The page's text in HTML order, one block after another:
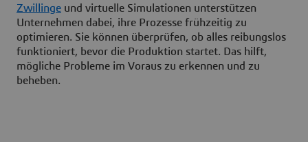
Zwillinge und virtuelle Simulationen unterstützen
Unternehmen dabei, ihre Prozesse frühzeitig zu
optimieren. Sie können überprüfen, ob alles reibungslos
funktioniert, bevor die Produktion startet. Das hilft,
mögliche Probleme im Voraus zu erkennen und zu
beheben.